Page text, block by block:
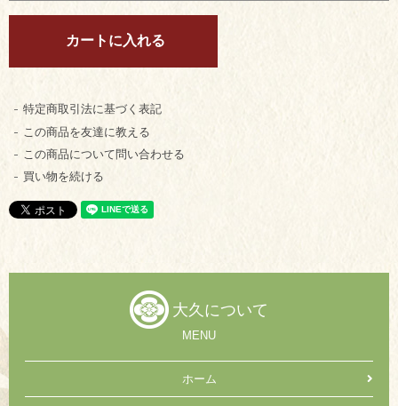
特定商取引法に基づく表記
この商品を友達に教える
この商品について問い合わせる
買い物を続ける
大久について
MENU
ホーム